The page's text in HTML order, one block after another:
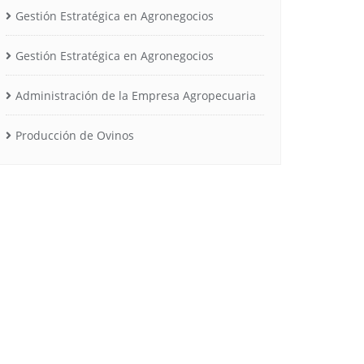
Gestión Estratégica en Agronegocios
Gestión Estratégica en Agronegocios
Administración de la Empresa Agropecuaria
Producción de Ovinos